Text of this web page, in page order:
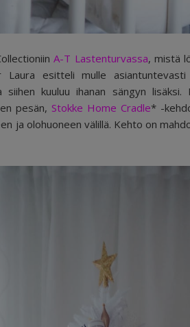
A-T Lastenturvassa, mistä
Laura esitteli mulle
siihen kuuluu ihanan sängyn
pesän, Stokke Home Cradle* -
ja olohuoneen välillä. Kehto on